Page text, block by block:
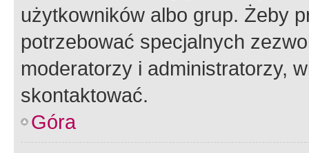
użytkowników albo grup. Żeby
potrzebować specjalnych
moderatorzy i administratorzy,
skontaktować.
Góra